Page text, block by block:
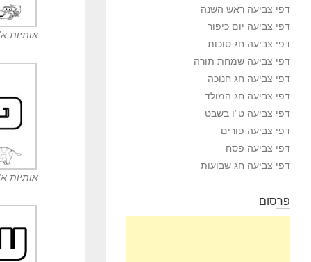
אותיות
אותיות
דפי צביעה ראש השנה
דפי צביעה יום כיפור
דפי צביעה חג סוכות
דפי צביעה שמחת תורה
דפי צביעה חג חנוכה
דפי צביעה חג המולד
דפי צביעה ט”ו בשבט
דפי צביעה פורים
דפי צביעה פסח
דפי צביעה חג שבועות
פרסום